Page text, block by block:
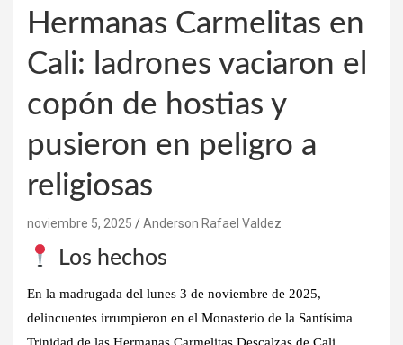
Hermanas Carmelitas en
Cali: ladrones vaciaron el
copón de hostias y
pusieron en peligro a
religiosas
noviembre 5, 2025 Anderson Rafael Valdez
Los hechos
En la madrugada del lunes 3 de noviembre de 2025,
delincuentes irrumpieron en el Monasterio de la Santísima
Trinidad de las Hermanas Carmelitas Descalzas de Cali,